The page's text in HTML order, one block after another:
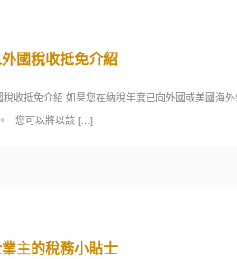
國稅收抵免介紹
稅收抵免介紹 如果您在納稅年度已向外國或美國海
您可以將以該 […]
主的稅務小貼士